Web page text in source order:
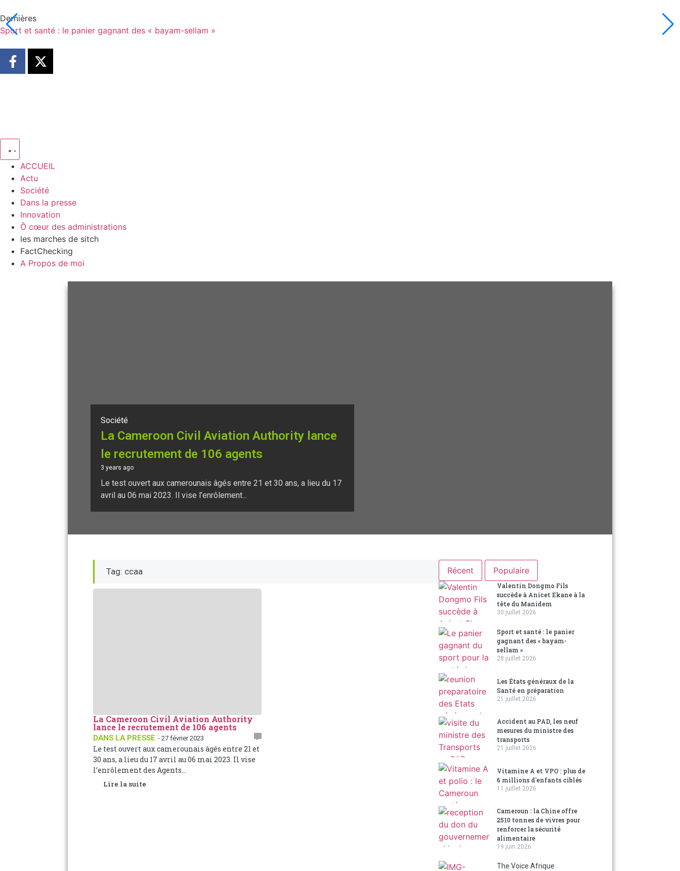
Dernières
Sport et santé : le panier gagnant des « bayam-sellam »
ACCUEIL
Actu
Société
Dans la presse
Innovation
Ô cœur des administrations
les marches de sitch
FactChecking
A Propos de moi
Société
La Cameroon Civil Aviation Authority lance
le recrutement de 106 agents
3 years ago
Le test ouvert aux camerounais âgés entre 21 et 30 ans, a lieu du 17
avril au 06 mai 2023. Il vise l’enrôlement...
Tag: ccaa
La Cameroon Civil Aviation Authority
lance le recrutement de 106 agents
DANS LA PRESSE - 27 février 2023
Le test ouvert aux camerounais âgés entre 21 et
30 ans, a lieu du 17 avril au 06 mai 2023. Il vise
l’enrôlement des Agents...
Lire la suite
Récent Populaire
Valentin Dongmo Fils
succède à Anicet Ekane à la
tête du Manidem
30 juillet 2026
Sport et santé : le panier
gagnant des « bayam-
sellam »
28 juillet 2026
Les États généraux de la
Santé en préparation
21 juillet 2026
Accident au PAD, les neuf
mesures du ministre des
transports
21 juillet 2026
Vitamine A et VPO : plus de
6 millions d'enfants ciblés
11 juillet 2026
Cameroun : la Chine offre
2510 tonnes de vivres pour
renforcer la sécurité
alimentaire
19 juin 2026
The Voice Afrique